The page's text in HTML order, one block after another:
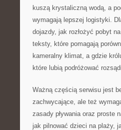
kuszą krystaliczną wodą, a
wymagają lepszej logistyki.
dojazdy, jak rozłożyć pobyt
teksty, które pomagają
kameralny klimat, a gdzie
które lubią podróżować
Ważną częścią serwisu jest
zachwycające, ale też
zasady pływania oraz proste
jak pilnować dzieci na plaży,